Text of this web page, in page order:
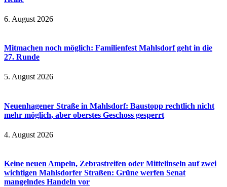
6. August 2026
Mitmachen noch möglich: Familienfest Mahlsdorf geht in die
27. Runde
5. August 2026
Neuenhagener Straße in Mahlsdorf: Baustopp rechtlich nicht
mehr möglich, aber oberstes Geschoss gesperrt
4. August 2026
Keine neuen Ampeln, Zebrastreifen oder Mittelinseln auf zwei
wichtigen Mahlsdorfer Straßen: Grüne werfen Senat
mangelndes Handeln vor